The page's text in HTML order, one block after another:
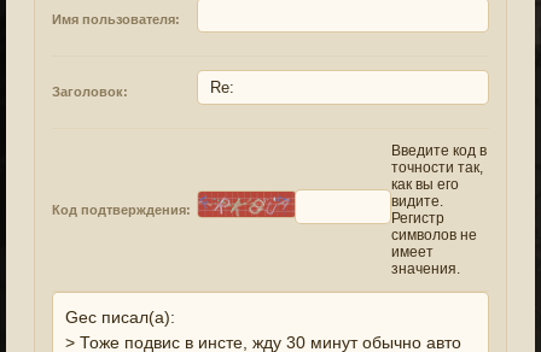
Имя пользователя:
Заголовок:
Код подтверждения:
Введите код в
точности так,
как вы его
видите.
Регистр
символов не
имеет
значения.